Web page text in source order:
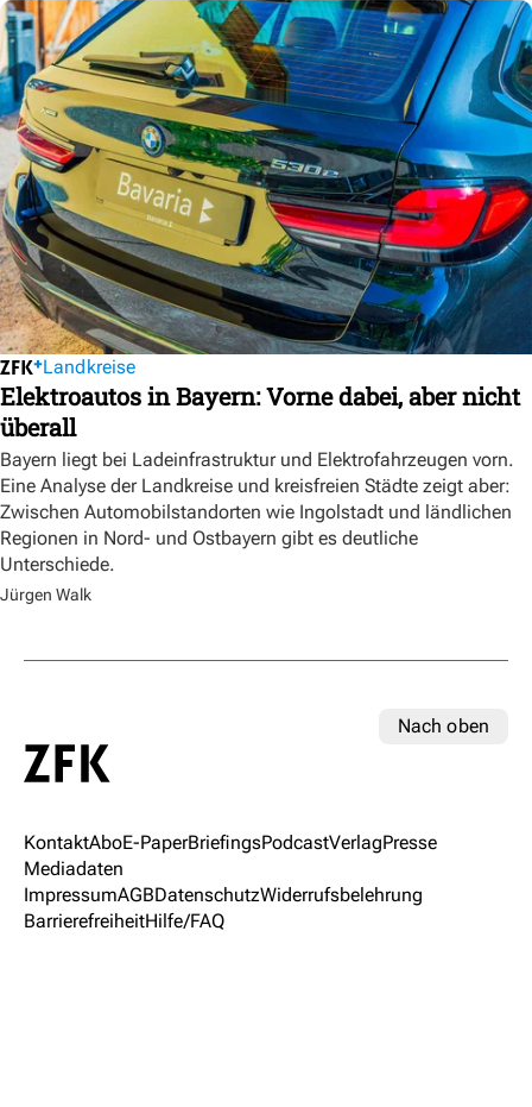
Landkreise
Elektroautos in Bayern: Vorne dabei, aber nicht
überall
Bayern liegt bei Ladeinfrastruktur und Elektrofahrzeugen vorn.
Eine Analyse der Landkreise und kreisfreien Städte zeigt aber:
Zwischen Automobilstandorten wie Ingolstadt und ländlichen
Regionen in Nord- und Ostbayern gibt es deutliche
Unterschiede.
Jürgen Walk
Nach oben
KontaktAboE-PaperBriefingsPodcastVerlagPresse
Mediadaten
ImpressumAGBDatenschutzWiderrufsbelehrung
BarrierefreiheitHilfe/FAQ